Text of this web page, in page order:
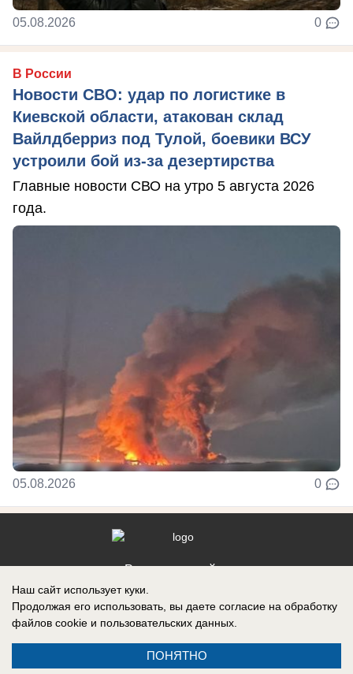
05.08.2026 0
В России
Новости СВО: удар по логистике в
Киевской области, атакован склад
Вайлдберриз под Тулой, боевики ВСУ
устроили бой из-за дезертирства
Главные новости СВО на утро 5 августа 2026
года.
05.08.2026 0
Реклама на сайте
Наш сайт использует куки.
Продолжая его использовать, вы даете согласие на обработку
файлов cookie и пользовательских данных.
ПОНЯТНО